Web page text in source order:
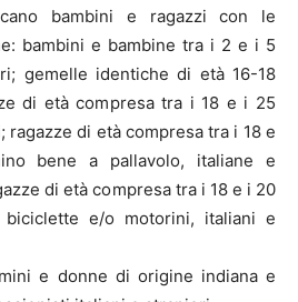
bambini e ragazzi con le
bambini e bambine tra i 2 e i 5
gemelle identiche di età 16-18
di età compresa tra i 18 e i 25
di età compresa tra i 18 e
bene a pallavolo, italiane e
di età compresa tra i 18 e i 20
e/o motorini, italiani e
e donne di origine indiana e